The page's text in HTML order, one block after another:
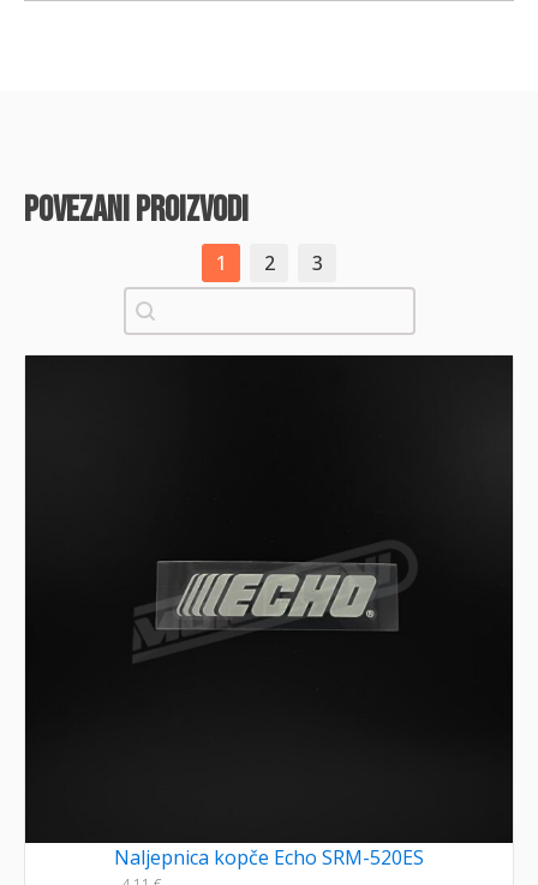
povezani proizvodi
1 2
3
Pretraži
Naljepnica kopče Echo SRM-520ES